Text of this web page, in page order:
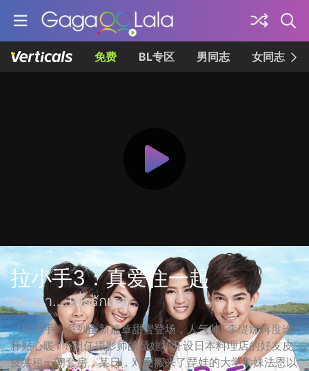
免费 BL专区 男同志 女同志
拉小手3：真爱住一起
กลับมา... เพื่อรักเธอ
《拉小手》系列全新篇章甜蜜登场，人气帅T李缇娜再度诠
释贴心暖T！担任摄影师的琵娃和开设日本料理店的好友皮
皮共租一间套房，某日，对面搬来了琵娃的大学学妹法恩以